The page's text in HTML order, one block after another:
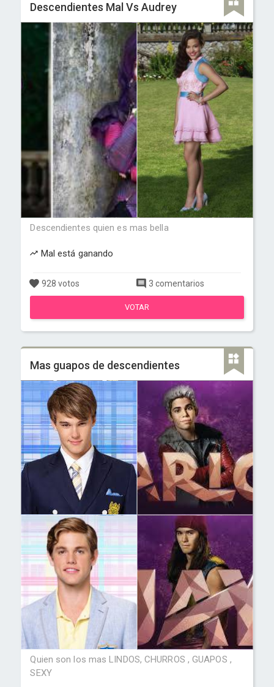
Descendientes Mal Vs Audrey
Descendientes quien es mas bella
Mal está ganando
928 votos 3 comentarios
VOTAR
Mas guapos de descendientes
Quien son los mas LINDOS, CHURROS , GUAPOS ,
SEXY